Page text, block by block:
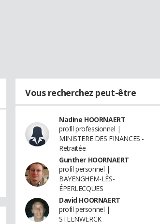
Vous recherchez peut-être
Nadine HOORNAERT
profil professionnel |
MINISTERE DES FINANCES -
Retraitée
Gunther HOORNAERT
profil personnel |
BAYENGHEM-LÈS-
ÉPERLECQUES
David HOORNAERT
profil personnel |
STEENWERCK